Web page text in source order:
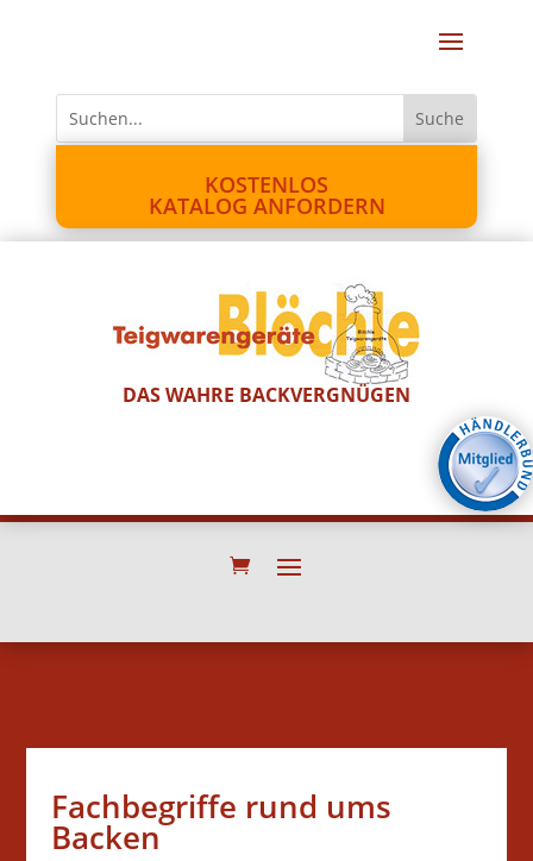
KOSTENLOS
KATALOG ANFORDERN
DAS WAHRE BACKVERGNÜGEN
Fachbegriffe rund ums
Backen